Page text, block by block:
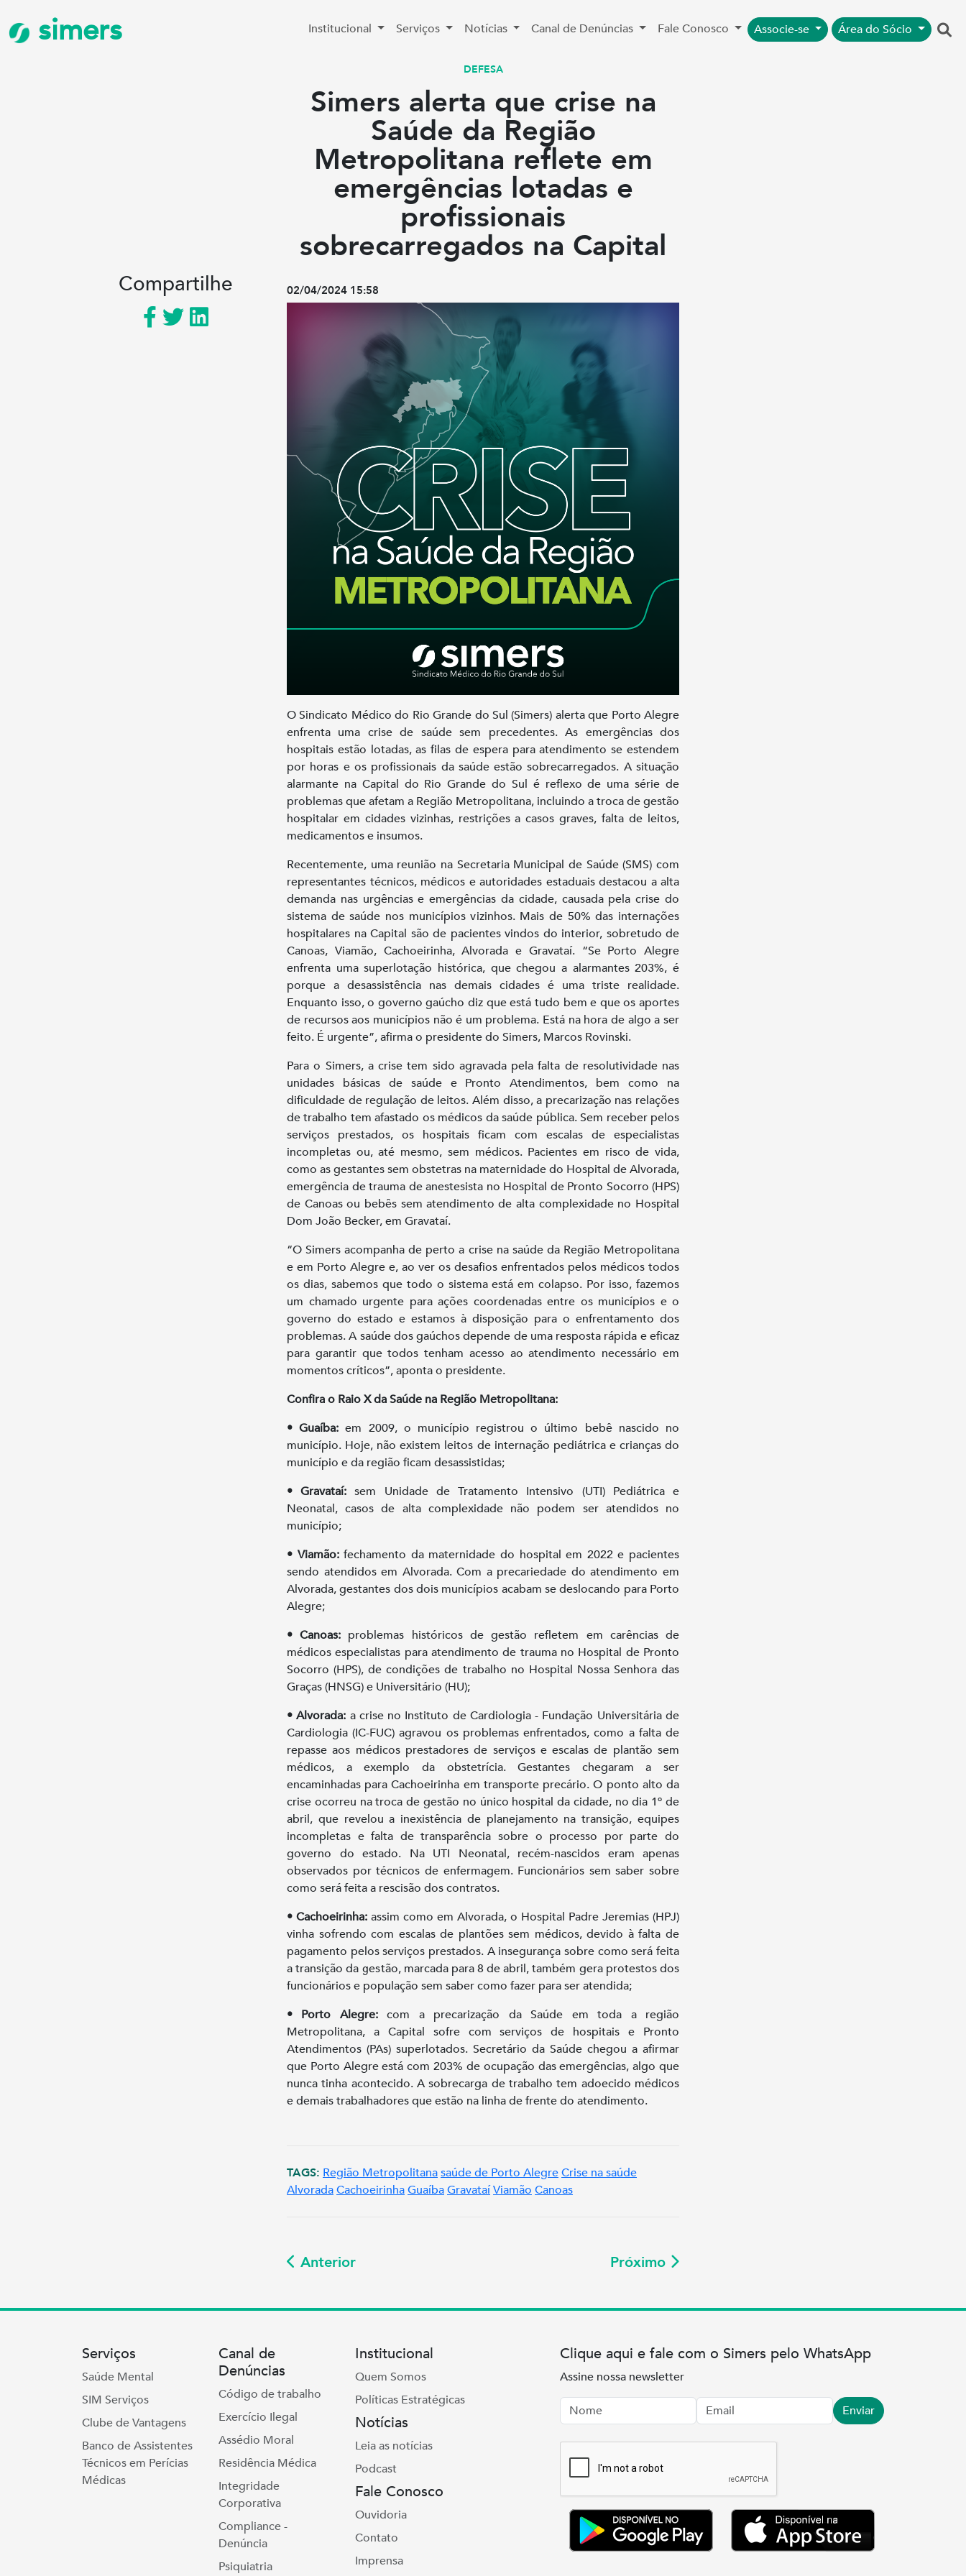
simers Institucional Serviços Notícias Canal de Denúncias Fale Conosco Associe-se Área do Sócio
DEFESA
Simers alerta que crise na
Saúde da Região
Metropolitana reflete em
emergências lotadas e
profissionais
sobrecarregados na Capital
Compartilhe 02/04/2024 15:58
O Sindicato Médico do Rio Grande do Sul (Simers) alerta que Porto Alegre
enfrenta uma crise de saúde sem precedentes. As emergências dos
hospitais estão lotadas, as filas de espera para atendimento se estendem
por horas e os profissionais da saúde estão sobrecarregados. A situação
alarmante na Capital do Rio Grande do Sul é reflexo de uma série de
problemas que afetam a Região Metropolitana, incluindo a troca de gestão
hospitalar em cidades vizinhas, restrições a casos graves, falta de leitos,
medicamentos e insumos.
Recentemente, uma reunião na Secretaria Municipal de Saúde (SMS) com
representantes técnicos, médicos e autoridades estaduais destacou a alta
demanda nas urgências e emergências da cidade, causada pela crise do
sistema de saúde nos municípios vizinhos. Mais de 50% das internações
hospitalares na Capital são de pacientes vindos do interior, sobretudo de
Canoas, Viamão, Cachoeirinha, Alvorada e Gravataí. “Se Porto Alegre
enfrenta uma superlotação histórica, que chegou a alarmantes 203%, é
porque a desassistência nas demais cidades é uma triste realidade.
Enquanto isso, o governo gaúcho diz que está tudo bem e que os aportes
de recursos aos municípios não é um problema. Está na hora de algo a ser
feito. É urgente”, afirma o presidente do Simers, Marcos Rovinski.
Para o Simers, a crise tem sido agravada pela falta de resolutividade nas
unidades básicas de saúde e Pronto Atendimentos, bem como na
dificuldade de regulação de leitos. Além disso, a precarização nas relações
de trabalho tem afastado os médicos da saúde pública. Sem receber pelos
serviços prestados, os hospitais ficam com escalas de especialistas
incompletas ou, até mesmo, sem médicos. Pacientes em risco de vida,
como as gestantes sem obstetras na maternidade do Hospital de Alvorada,
emergência de trauma de anestesista no Hospital de Pronto Socorro (HPS)
de Canoas ou bebês sem atendimento de alta complexidade no Hospital
Dom João Becker, em Gravataí.
“O Simers acompanha de perto a crise na saúde da Região Metropolitana
e em Porto Alegre e, ao ver os desafios enfrentados pelos médicos todos
os dias, sabemos que todo o sistema está em colapso. Por isso, fazemos
um chamado urgente para ações coordenadas entre os municípios e o
governo do estado e estamos à disposição para o enfrentamento dos
problemas. A saúde dos gaúchos depende de uma resposta rápida e eficaz
para garantir que todos tenham acesso ao atendimento necessário em
momentos críticos”, aponta o presidente.
Confira o Raio X da Saúde na Região Metropolitana:
• Guaíba: em 2009, o município registrou o último bebê nascido no
município. Hoje, não existem leitos de internação pediátrica e crianças do
município e da região ficam desassistidas;
• Gravataí: sem Unidade de Tratamento Intensivo (UTI) Pediátrica e
Neonatal, casos de alta complexidade não podem ser atendidos no
município;
• Viamão:fechamento da maternidade do hospital em 2022 e pacientes
sendo atendidos em Alvorada. Com a precariedade do atendimento em
Alvorada, gestantes dos dois municípios acabam se deslocando para Porto
Alegre;
• Canoas: problemas históricos de gestão refletem em carências de
médicos especialistas para atendimento de trauma no Hospital de Pronto
Socorro (HPS), de condições de trabalho no Hospital Nossa Senhora das
Graças (HNSG) e Universitário (HU);
• Alvorada: a crise no Instituto de Cardiologia - Fundação Universitária de
Cardiologia (IC-FUC) agravou os problemas enfrentados, como a falta de
repasse aos médicos prestadores de serviços e escalas de plantão sem
médicos, a exemplo da obstetrícia. Gestantes chegaram a ser
encaminhadas para Cachoeirinha em transporte precário. O ponto alto da
crise ocorreu na troca de gestão no único hospital da cidade, no dia 1º de
abril, que revelou a inexistência de planejamento na transição, equipes
incompletas e falta de transparência sobre o processo por parte do
governo do estado. Na UTI Neonatal, recém-nascidos eram apenas
observados por técnicos de enfermagem. Funcionários sem saber sobre
como será feita a rescisão dos contratos.
• Cachoeirinha: assim como em Alvorada, o Hospital Padre Jeremias (HPJ)
vinha sofrendo com escalas de plantões sem médicos, devido à falta de
pagamento pelos serviços prestados. A insegurança sobre como será feita
a transição da gestão, marcada para 8 de abril, também gera protestos dos
funcionários e população sem saber como fazer para ser atendida;
• Porto Alegre:com a precarização da Saúde em toda a região
Metropolitana, a Capital sofre com serviços de hospitais e Pronto
Atendimentos (PAs) superlotados. Secretário da Saúde chegou a afirmar
que Porto Alegre está com 203% de ocupação das emergências, algo que
nunca tinha acontecido. A sobrecarga de trabalho tem adoecido médicos
e demais trabalhadores que estão na linha de frente do atendimento.
TAGS: Região Metropolitanasaúde de Porto AlegreCrise na saúde
AlvoradaCachoeirinhaGuaíbaGravataíViamão Canoas
Anterior Próximo
Serviços
Saúde Mental
SIM Serviços
Clube de Vantagens
Banco de Assistentes
Técnicos em Perícias
Médicas
Canal de
Denúncias
Código de trabalho
Exercício Ilegal
Assédio Moral
Residência Médica
Integridade
Corporativa
Compliance -
Denúncia
Psiquiatria
Institucional
Quem Somos
Políticas Estratégicas
Notícias
Leia as notícias
Podcast
Fale Conosco
Ouvidoria
Contato
Imprensa
Clique aqui e fale com o Simers pelo WhatsApp
Assine nossa newsletter
Nome
Email Enviar